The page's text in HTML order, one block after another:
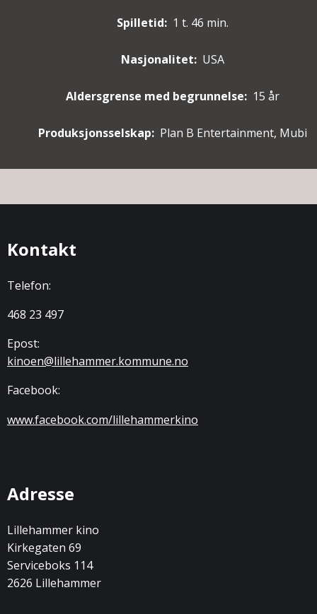
Spilletid: 1 t. 46 min.
Nasjonalitet: USA
Aldersgrense med begrunnelse: 15 år
Produksjonsselskap: Plan B Entertainment, Mubi
Kontakt
Telefon:
468 23 497
Epost:
kinoen@lillehammer.kommune.no
Facebook:
www.facebook.com/lillehammerkino
Adresse
Lillehammer kino
Kirkegaten 69
Serviceboks 114
2626 Lillehammer